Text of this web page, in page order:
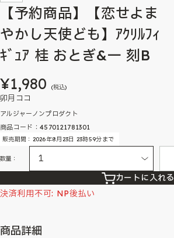
【予約商品】【恋せよま
やかし天使ども】ｱｸﾘﾙﾌｨ
ｷﾞｭｱ 桂 おとぎ&一 刻B
¥1,980 (税込)
卯月ココ
アルジャーノンプロダクト
商品コード：4570121781301
販売期間：2026年8月23日 23時59分まで
数量：
カートに入れる
決済利用不可: NP後払い
商品詳細